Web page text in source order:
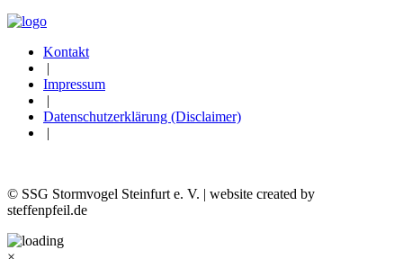
Kontakt
|
Impressum
|
Datenschutzerklärung (Disclaimer)
|
© SSG Stormvogel Steinfurt e. V. | website created by
steffenpfeil.de